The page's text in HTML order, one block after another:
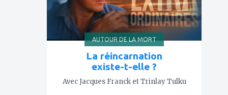
AUTOUR DE LA MORT
La réincarnation
existe-t-elle ?
Avec Jacques Franck et Trinlay Tulku